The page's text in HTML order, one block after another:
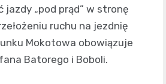
jazdy „pod prąd” w stronę
ruchu na jezdnię
Mokotowa obowiązuje
Batorego i Boboli.